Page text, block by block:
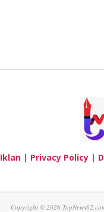
Iklan | Privacy Policy |
Copyright © 2026